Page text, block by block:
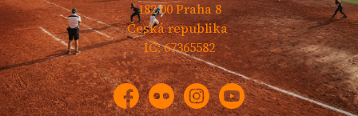
182 00 Praha 8
Česká republika
IČ: 67365582
Facebook
FlickrInstagramYouTube